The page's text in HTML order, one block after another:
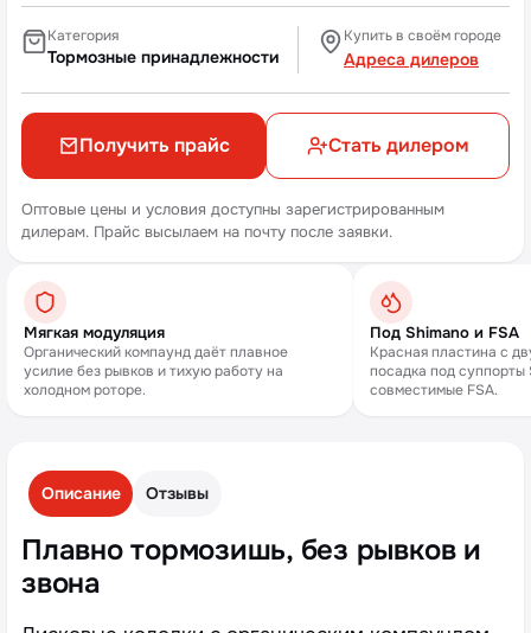
Категория
Тормозные принадлежности
Купить в своём городе
Адреса дилеров
Получить прайс Стать дилером
Оптовые цены и условия доступны зарегистрированным
дилерам. Прайс высылаем на почту после заявки.
Мягкая модуляция
Органический компаунд даёт плавное
усилие без рывков и тихую работу на
холодном роторе.
Под Shimano и FSA
Красная пластина с
посадка под суппорты
совместимые FSA.
Описание Отзывы
Плавно тормозишь, без рывков и
звона